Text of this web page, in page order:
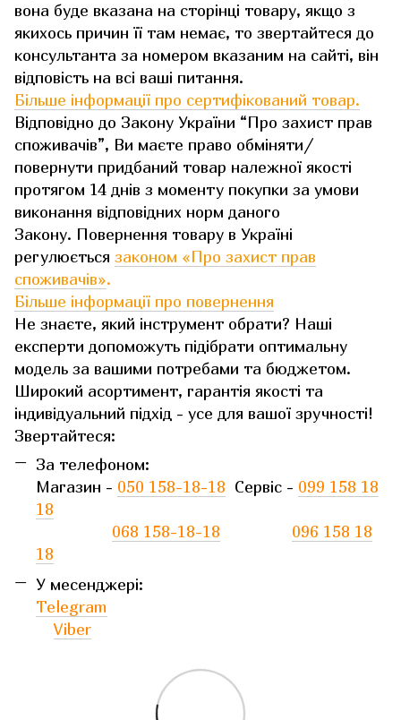
вона буде вказана на сторінці товару, якщо з
якихось причин її там немає, то звертайтеся до
консультанта за номером вказаним на сайті, він
відповість на всі ваші питання.
Більше інформації про сертифікований товар.
Відповідно до Закону України “Про захист прав
споживачів”, Ви маєте право обміняти/
повернути придбаний товар належної якості
протягом 14 днів з моменту покупки за умови
виконання відповідних норм даного
Закону. Повернення товару в Україні
регулюється законом «Про захист прав
споживачів».
Більше інформації про повернення
Не знаєте, який інструмент обрати? Наші
експерти допоможуть підібрати оптимальну
модель за вашими потребами та бюджетом.
Широкий асортимент, гарантія якості та
індивідуальний підхід - усе для вашої зручності!
Звертайтеся:
За телефоном:
Магазин - 050 158-18-18 Сервіс - 099 158 18
18
068 158-18-18
096 158 18
18
У месенджері:
Telegram
Viber